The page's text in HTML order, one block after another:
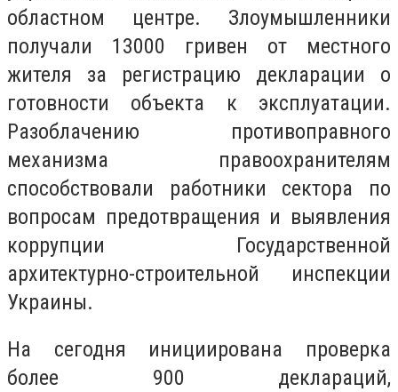
областном центре. Злоумышленники
получали 13000 гривен от местного
жителя за регистрацию декларации о
готовности объекта к эксплуатации.
Разоблачению противоправного
механизма правоохранителям
способствовали работники сектора по
вопросам предотвращения и выявления
коррупции Государственной
архитектурно-строительной инспекции
Украины.
На сегодня инициирована проверка
более 900 деклараций,